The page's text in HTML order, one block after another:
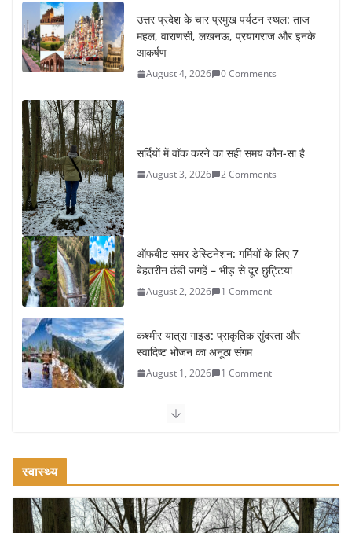
महल, वाराणसी, लखनऊ, प्रयागराज और इनके
आकर्षण
August 4, 2026
August 3, 2026 2 Comments
बेहतरीन ठंडी जगहें – भीड़ से दूर छुट्टियां
August 2, 2026 1 Comment
स्वादिष्ट भोजन का अनूठा संगम
August 1, 2026 1 Comment
रामेश्वरम यात्रा गाइड: पवित्र तीर्थ स्थल, दर्शन स्थल और पहुंच मार्ग
July 30, 2026 1 Comment
स्वास्थ्य